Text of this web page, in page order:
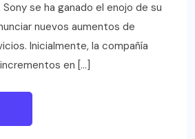
se ha ganado el enojo de su
nuevos aumentos de
Inicialmente, la compañía
en […]